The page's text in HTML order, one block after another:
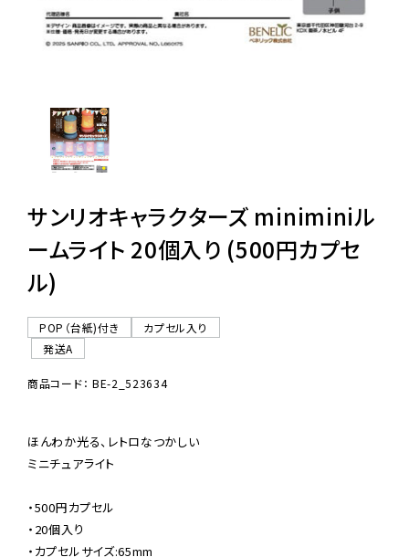
ご利用ガイド
06-6282-7659
サンリオキャラクターズ miniminiル
ームライト 20個入り (500円カプセ
ル)
POP（台紙)付き
カプセル入り
発送A
商品コード： BE-2_523634
ほんわか光る、レトロなつかしい
ミニチュアライト
・500円カプセル
・20個入り
・カプセルサイズ:65mm